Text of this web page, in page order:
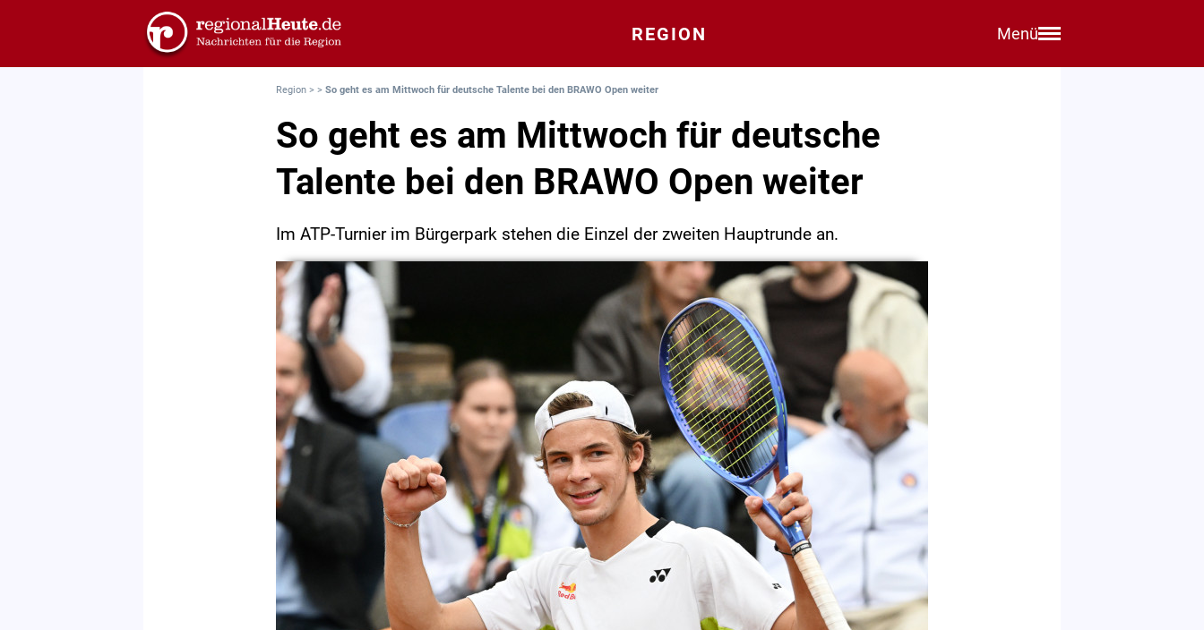
REGION Menü
Region > > So geht es am Mittwoch für deutsche Talente bei den BRAWO Open weiter
So geht es am Mittwoch für deutsche
Talente bei den BRAWO Open weiter
Im ATP-Turnier im Bürgerpark stehen die Einzel der zweiten Hauptrunde an.